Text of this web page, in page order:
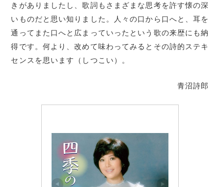
きがありましたし、歌詞もさまざまな思考を許す懐の深
いものだと思い知りました。人々の口から口へと、耳を
通ってまた口へと広まっていったという歌の来歴にも納
得です。何より、改めて味わってみるとその詩的ステキ
センスを思います（しつこい）。
青沼詩郎